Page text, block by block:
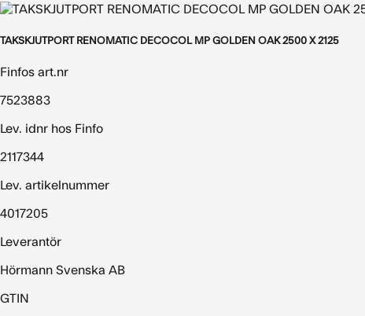
TAKSKJUTPORT RENOMATIC DECOCOL MP GOLDEN OAK 2500 X 2125
Finfos art.nr
7523883
Lev. idnr hos Finfo
2117344
Lev. artikelnummer
4017205
Leverantör
Hörmann Svenska AB
GTIN